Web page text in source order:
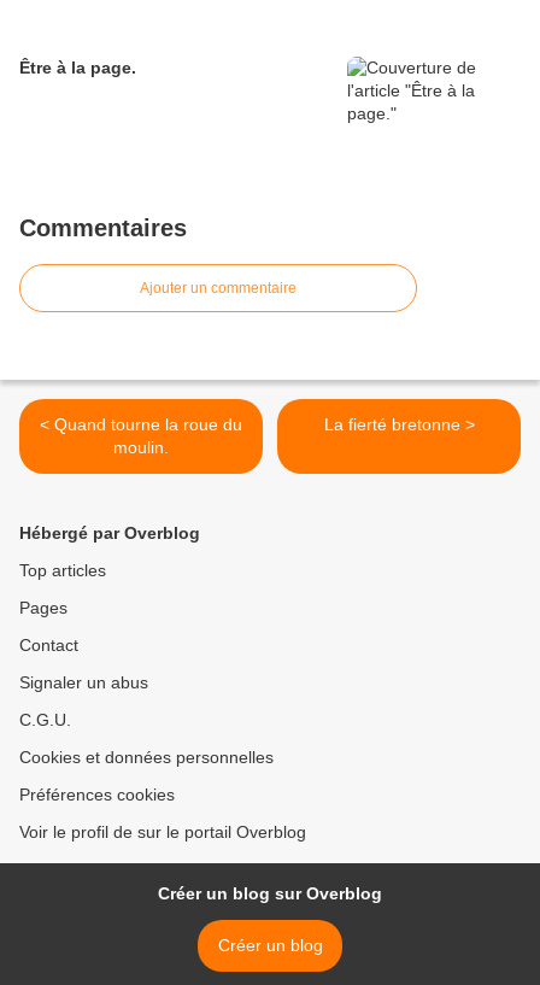
Être à la page.
Commentaires
Ajouter un commentaire
< Quand tourne la roue du
moulin.
La fierté bretonne >
Hébergé par Overblog
Top articles
Pages
Contact
Signaler un abus
C.G.U.
Cookies et données personnelles
Préférences cookies
Voir le profil de sur le portail Overblog
Créer un blog sur Overblog
Créer un blog